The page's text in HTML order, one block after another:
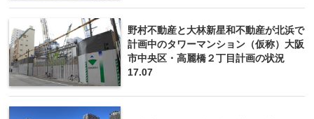
野村不動産と大林新星和不動産が北浜で
計画中のタワーマンション（仮称）大阪
市中央区・高麗橋２丁目計画の状況
17.07